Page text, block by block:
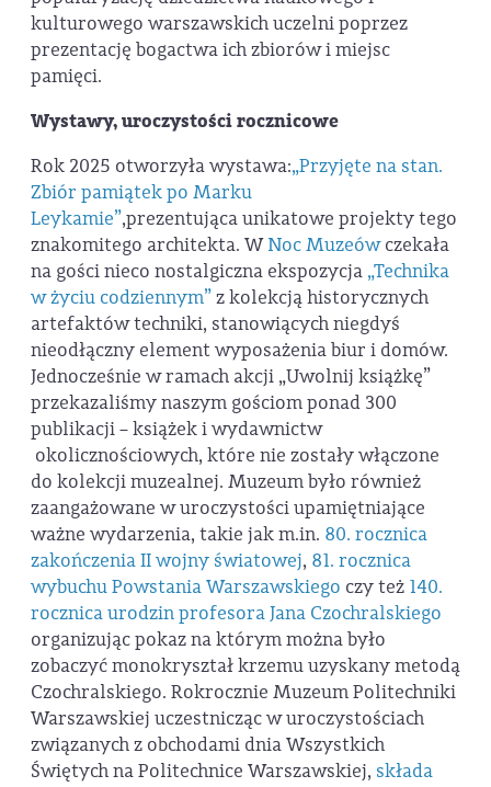
kulturowego warszawskich uczelni poprzez
prezentację bogactwa ich zbiorów i miejsc
pamięci.
Wystawy, uroczystości rocznicowe
Rok 2025 otworzyła wystawa:„Przyjęte na stan.
Zbiór pamiątek po Marku
Leykamie”,prezentująca unikatowe projekty tego
znakomitego architekta. WNoc Muzeówczekała
na gości nieco nostalgiczna ekspozycja „Technika
w życiu codziennym”z kolekcją historycznych
artefaktów techniki, stanowiących niegdyś
nieodłączny element wyposażenia biur i domów.
Jednocześnie w ramach akcji „Uwolnij książkę”
przekazaliśmy naszym gościom ponad 300
publikacji – książek i wydawnictw
okolicznościowych, które nie zostały włączone
do kolekcji muzealnej. Muzeum było również
zaangażowane w uroczystości upamiętniające
ważne wydarzenia, takie jak m.in. 80. rocznica
zakończenia II wojny światowej, 81. rocznica
wybuchu Powstania Warszawskiego czy też 140.
rocznica urodzin profesora Jana Czochralskiego
organizując pokaz na którym można było
zobaczyć monokryształ krzemu uzyskany metodą
Czochralskiego. Rokrocznie Muzeum Politechniki
Warszawskiej uczestnicząc w uroczystościach
związanych z obchodami dnia Wszystkich
Świętych na Politechnice Warszawskiej, składa